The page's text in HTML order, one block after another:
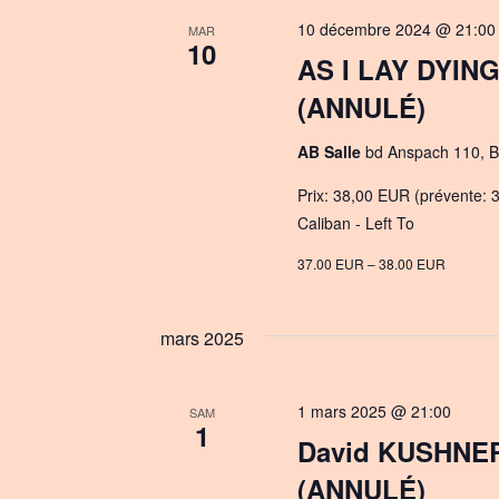
c
d
a
e
.
MAR
10
AS I LAY
(ANNULÉ)
10 décembre 2024 @ 21:00
AB Salle bd Anspach 110,
Prix: 38,00 EUR (prévente:
Caliban - Left To
37.00 EUR – 38.00 EUR
mars 2025
SAM
1
David
(ANNULÉ)
1 mars 2025 @ 21:00